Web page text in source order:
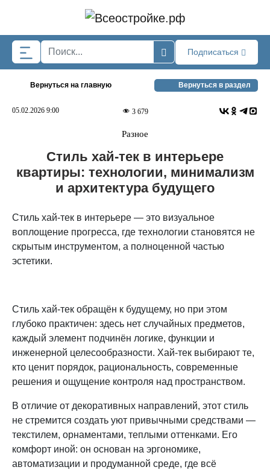
Подписаться
Вернуться на главную Вернуться в раздел
05.02.2026 9:00 3 679
Разное
Стиль хай-тек в интерьере
квартиры: технологии, минимализм
и архитектура будущего
Стиль хай-тек в интерьере — это визуальное
воплощение прогресса, где технологии становятся не
скрытым инструментом, а полноценной частью
эстетики.
Стиль хай-тек обращён к будущему, но при этом
глубоко практичен: здесь нет случайных предметов,
каждый элемент подчинён логике, функции и
инженерной целесообразности. Хай-тек выбирают те,
кто ценит порядок, рациональность, современные
решения и ощущение контроля над пространством.
В отличие от декоративных направлений, этот стиль
не стремится создать уют привычными средствами —
текстилем, орнаментами, теплыми оттенками. Его
комфорт иной: он основан на эргономике,
автоматизации и продуманной среде, где всё